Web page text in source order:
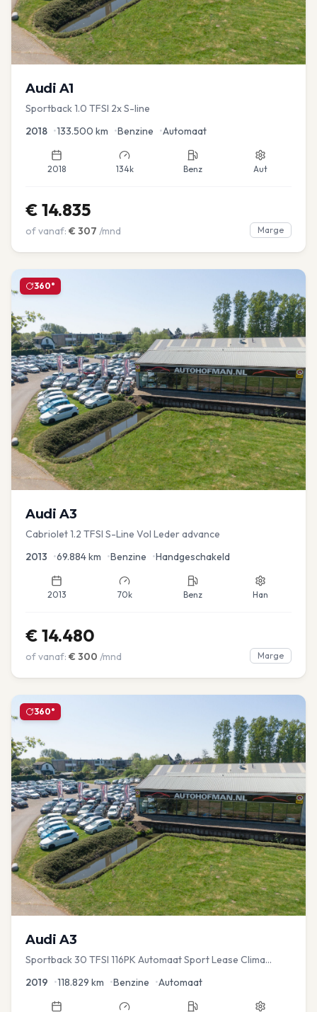
Audi A1
Sportback 1.0 TFSI 2x S-line
2018 •133.500 km •Benzine •Automaat
2018 134k Benz Aut
€ 14.835
of vanaf: € 307 /mnd Marge
360°
Audi A3
Cabriolet 1.2 TFSI S-Line Vol Leder advance
2013 •69.884km •Benzine •Handgeschakeld
2013 70k Benz Han
€ 14.480
of vanaf: € 300 /mnd Marge
360°
Audi A3
Sportback 30 TFSI 116PK Automaat Sport Lease Clima
2019 •118.829 km •Benzine •Automaat